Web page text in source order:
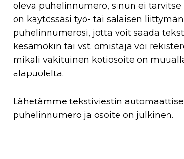
oleva puhelinnumero, sinun ei
on käytössäsi työ- tai salaisen
puhelinnumerosi, jotta voit saada
kesämökin tai vst. omistaja voi
mikäli vakituinen kotiosoite on
alapuolelta.
Lähetämme tekstiviestin
puhelinnumero ja osoite on julkinen.